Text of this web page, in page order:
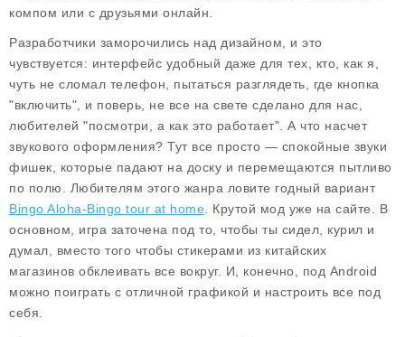
компом или с друзьями онлайн.
Разработчики заморочились над дизайном, и это
чувствуется: интерфейс удобный даже для тех, кто, как я,
чуть не сломал телефон, пытаться разглядеть, где кнопка
"включить", и поверь, не все на свете сделано для нас,
любителей "посмотри, а как это работает". А что насчет
звукового оформления? Тут все просто — спокойные звуки
фишек, которые падают на доску и перемещаются пытливо
по полю. Любителям этого жанра ловите годный вариант
Bingo Aloha-Bingo tour at home . Крутой мод уже на сайте. В
основном, игра заточена под то, чтобы ты сидел, курил и
думал, вместо того чтобы стикерами из китайских
магазинов обклеивать все вокруг. И, конечно, под Android
можно поиграть с отличной графикой и настроить все под
себя.